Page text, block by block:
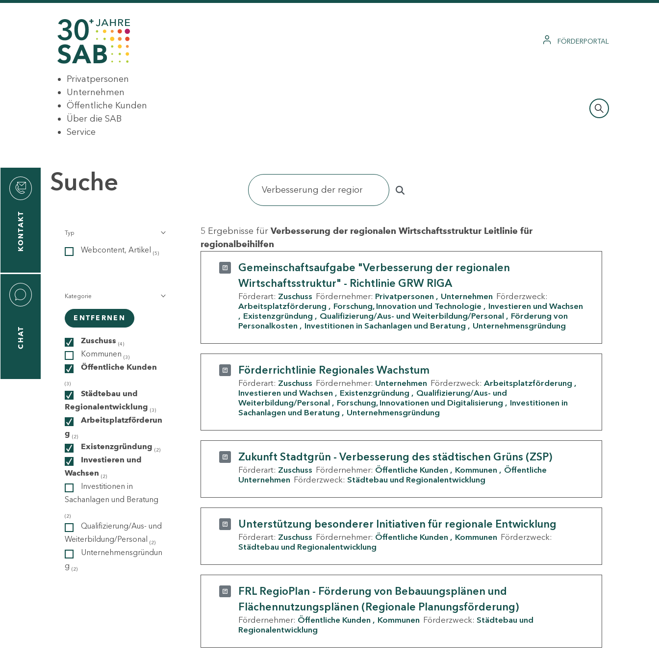
FÖRDERPORTAL
Privatpersonen
Unternehmen
Öffentliche Kunden
Über die SAB
Service
KONTAKT
CHAT
Suche
Typ
Webcontent, Artikel (5)
Kategorie
ENTFERNEN
Zuschuss (4)
Kommunen (3)
Öffentliche Kunden
(3)
Städtebau und
Regionalentwicklung (3)
Arbeitsplatzförderun
g (2)
Existenzgründung (2)
Investieren und
Wachsen (2)
Investitionen in
Sachanlagen und Beratung
(2)
Qualifizierung/Aus- und
Weiterbildung/Personal (2)
Unternehmensgründun
g (2)
5 Ergebnisse für Verbesserung der regionalen Wirtschaftsstruktur Leitlinie für
regionalbeihilfen
Gemeinschaftsaufgabe "Verbesserung der regionalen
Wirtschaftsstruktur" - Richtlinie GRW RIGA
Förderart: Zuschuss Fördernehmer: Privatpersonen Unternehmen Förderzweck:
Arbeitsplatzförderung
Forschung, Innovation und Technologie
Investieren und Wachsen
Existenzgründung
Qualifizierung/Aus- und Weiterbildung/Personal
Förderung von
Personalkosten
Investitionen in Sachanlagen und Beratung Unternehmensgründung
Förderrichtlinie Regionales Wachstum
Förderart: Zuschuss Fördernehmer: Unternehmen Förderzweck: Arbeitsplatzförderung
Investieren und Wachsen
Existenzgründung
Qualifizierung/Aus- und
Weiterbildung/Personal
Forschung, Innovationen und Digitalisierung
Investitionen in
Sachanlagen und Beratung
Unternehmensgründung
Zukunft Stadtgrün - Verbesserung des städtischen Grüns (ZSP)
Förderart: Zuschuss Fördernehmer: Öffentliche Kunden Kommunen
Öffentliche
Unternehmen Förderzweck: Städtebau und Regionalentwicklung
Unterstützung besonderer Initiativen für regionale Entwicklung
Förderart: Zuschuss Fördernehmer: Öffentliche Kunden Kommunen Förderzweck:
Städtebau und Regionalentwicklung
FRL RegioPlan - Förderung von Bebauungsplänen und
Flächennutzungsplänen (Regionale Planungsförderung)
Fördernehmer: Öffentliche Kunden Kommunen Förderzweck: Städtebau und
Regionalentwicklung